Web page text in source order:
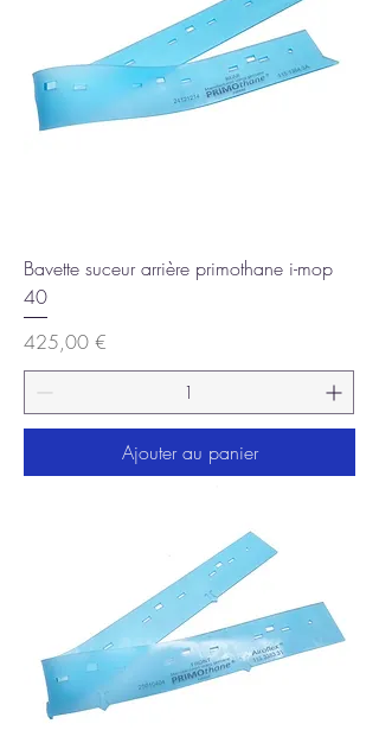
Bavette suceur arrière primothane i-mop
40
Prix
425,00 €
Ajouter au panier